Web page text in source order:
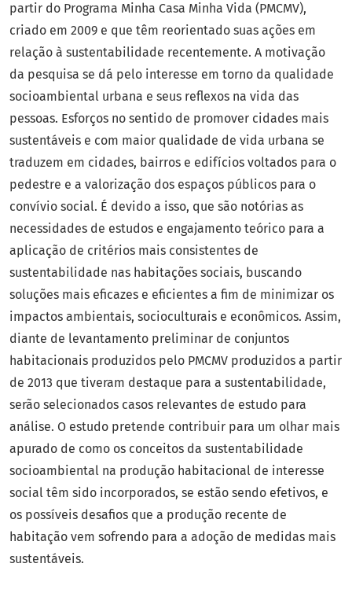
partir do Programa Minha Casa Minha Vida (PMCMV),
criado em 2009 e que têm reorientado suas ações em
relação à sustentabilidade recentemente. A motivação
da pesquisa se dá pelo interesse em torno da qualidade
socioambiental urbana e seus reflexos na vida das
pessoas. Esforços no sentido de promover cidades mais
sustentáveis e com maior qualidade de vida urbana se
traduzem em cidades, bairros e edifícios voltados para o
pedestre e a valorização dos espaços públicos para o
convívio social. É devido a isso, que são notórias as
necessidades de estudos e engajamento teórico para a
aplicação de critérios mais consistentes de
sustentabilidade nas habitações sociais, buscando
soluções mais eficazes e eficientes a fim de minimizar os
impactos ambientais, socioculturais e econômicos. Assim,
diante de levantamento preliminar de conjuntos
habitacionais produzidos pelo PMCMV produzidos a partir
de 2013 que tiveram destaque para a sustentabilidade,
serão selecionados casos relevantes de estudo para
análise. O estudo pretende contribuir para um olhar mais
apurado de como os conceitos da sustentabilidade
socioambiental na produção habitacional de interesse
social têm sido incorporados, se estão sendo efetivos, e
os possíveis desafios que a produção recente de
habitação vem sofrendo para a adoção de medidas mais
sustentáveis.